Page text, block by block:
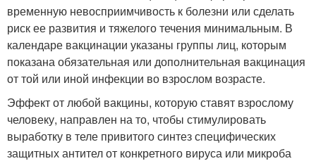
временную невосприимчивость к болезни или сделать
риск ее развития и тяжелого течения минимальным. В
календаре вакцинации указаны группы лиц, которым
показана обязательная или дополнительная вакцинация
от той или иной инфекции во взрослом возрасте.
Эффект от любой вакцины, которую ставят взрослому
человеку, направлен на то, чтобы стимулировать
выработку в теле привитого синтез специфических
защитных антител от конкретного вируса или микроба